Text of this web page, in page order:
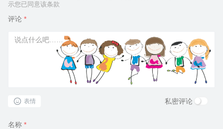
示您已同意该条款
评论 *
表情 私密评论
名称 *